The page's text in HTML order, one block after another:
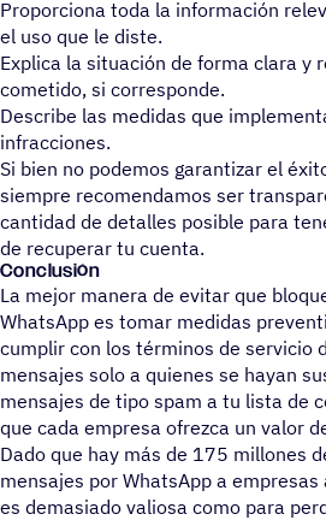
Proporciona toda la información
el uso que le diste.
Explica la situación de forma clara y
cometido, si corresponde.
Describe las medidas que
infracciones.
Si bien no podemos garantizar el
siempre recomendamos ser
cantidad de detalles posible para
de recuperar tu cuenta.
Conclu­sión
La mejor manera de evitar que
WhatsApp es tomar medidas
cumplir con los términos de servicio
mensajes solo a quienes se hayan
mensajes de tipo spam a tu lista de
que cada empresa ofrezca un valor
Dado que hay más de 175 millones
mensajes por WhatsApp a
es demasiado valiosa como para